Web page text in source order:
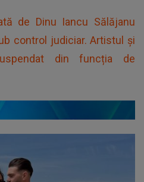
de Dinu Iancu Sălăjanu
control judiciar. Artistul și
din funcția de